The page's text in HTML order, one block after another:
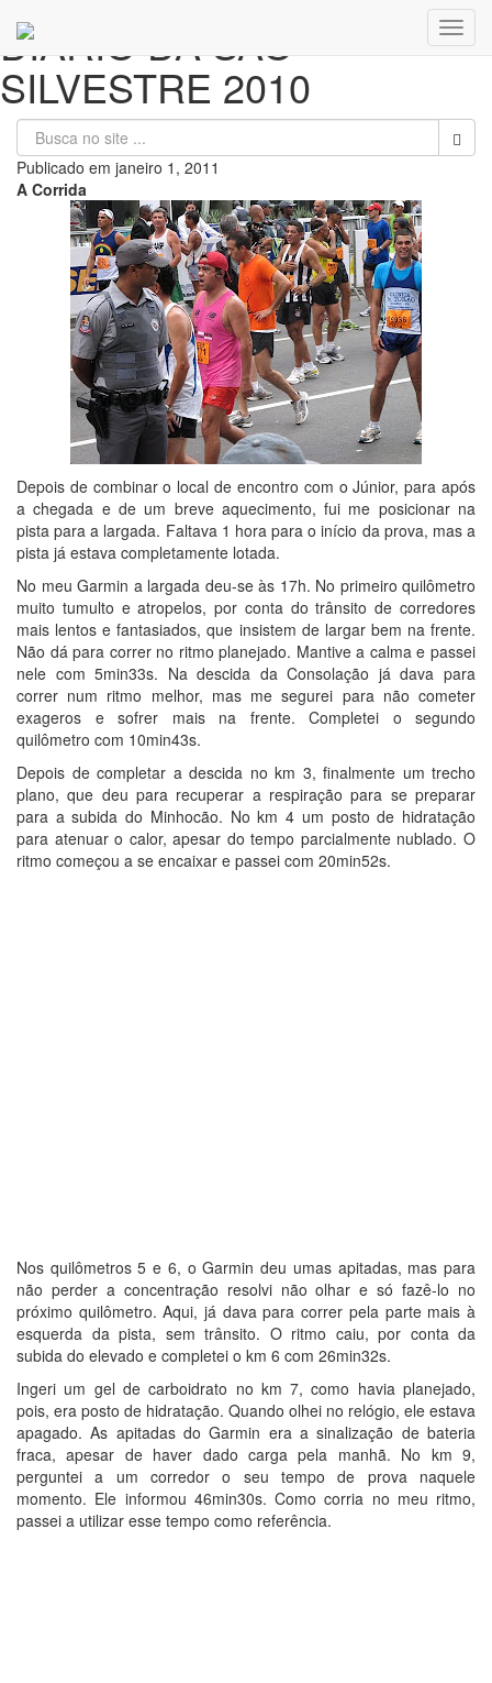
DIÁRIO DA SÃO
SILVESTRE 2010
Publicado em janeiro 1, 2011
A Corrida
Depois de combinar o local de encontro com o Júnior, para após
a chegada e de um breve aquecimento, fui me posicionar na
pista para a largada. Faltava 1 hora para o início da prova, mas a
pista já estava completamente lotada.
No meu Garmin a largada deu-se às 17h. No primeiro quilômetro
muito tumulto e atropelos, por conta do trânsito de corredores
mais lentos e fantasiados, que insistem de largar bem na frente.
Não dá para correr no ritmo planejado. Mantive a calma e passei
nele com 5min33s. Na descida da Consolação já dava para
correr num ritmo melhor, mas me segurei para não cometer
exageros e sofrer mais na frente. Completei o segundo
quilômetro com 10min43s.
Depois de completar a descida no km 3, finalmente um trecho
plano, que deu para recuperar a respiração para se preparar
para a subida do Minhocão. No km 4 um posto de hidratação
para atenuar o calor, apesar do tempo parcialmente nublado. O
ritmo começou a se encaixar e passei com 20min52s.
Nos quilômetros 5 e 6, o Garmin deu umas apitadas, mas para
não perder a concentração resolvi não olhar e só fazê-lo no
próximo quilômetro. Aqui, já dava para correr pela parte mais à
esquerda da pista, sem trânsito. O ritmo caiu, por conta da
subida do elevado e completei o km 6 com 26min32s.
Ingeri um gel de carboidrato no km 7, como havia planejado,
pois, era posto de hidratação. Quando olhei no relógio, ele estava
apagado. As apitadas do Garmin era a sinalização de bateria
fraca, apesar de haver dado carga pela manhã. No km 9,
perguntei a um corredor o seu tempo de prova naquele
momento. Ele informou 46min30s. Como corria no meu ritmo,
passei a utilizar esse tempo como referência.